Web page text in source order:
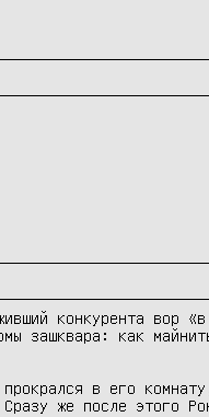
зашквара: как
в его
же после этого